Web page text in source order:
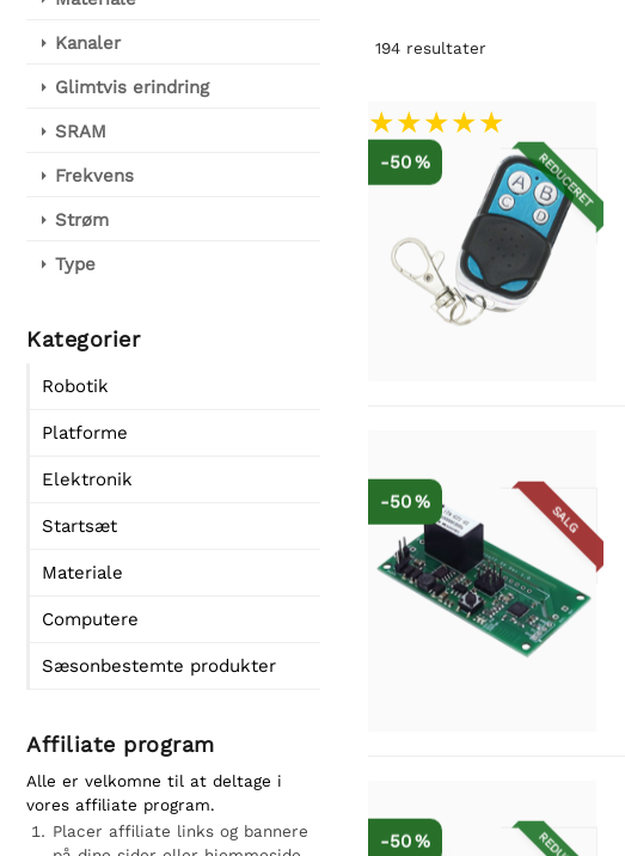
Kanaler
Glimtvis erindring
SRAM
Frekvens
Strøm
Type
Kategorier
Robotik
Platforme
Elektronik
Startsæt
Materiale
Computere
Sæsonbestemte produkter
Affiliate program
Alle er velkomne til at deltage i
vores affiliate program.
Placer affiliate links og bannere
194 resultater
REDUCERET
-50 %
SALG
-50 %
-50 %